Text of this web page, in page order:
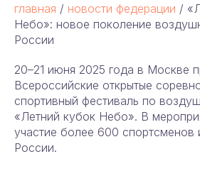
главная / новости федерации /
Небо»: новое поколение
России
20–21 июня 2025 года в Москве
Всероссийские открытые
спортивный фестиваль по
«Летний кубок Небо». В
участие более 600 спортсменов
России.